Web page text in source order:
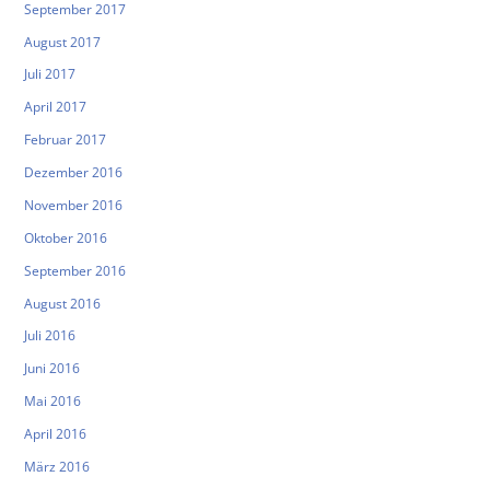
September 2017
August 2017
Juli 2017
April 2017
Februar 2017
Dezember 2016
November 2016
Oktober 2016
September 2016
August 2016
Juli 2016
Juni 2016
Mai 2016
April 2016
März 2016